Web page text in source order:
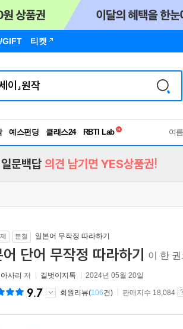
/GIFT 티켓
예스펀딩 클래스24
RBTI Lab
독서유형검사
여
문백답 의견 남기면 YES상품권!
분철 일본어 무작정 따라하기
단어 무작정 따라하기 이 한
사리 저 길벗이지톡 2024년 05월 20일
9.7 회원리뷰(106건) 판매지수 18,084